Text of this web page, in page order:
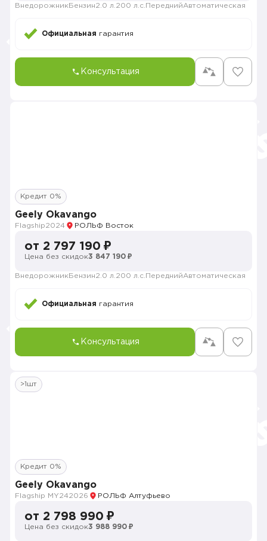
Внедорожник Бензин2.0 л. 200 л.с. ПереднийАвтоматическая
Официальная гарантия
Консультация
Кредит 0%
Geely Okavango
Flagship2024 РОЛЬФ Восток
от 2 797 190 ₽
Цена без скидок3 847 190 ₽
Внедорожник Бензин2.0 л. 200 л.с. ПереднийАвтоматическая
Официальная гарантия
Консультация
>1шт
Кредит 0%
Geely Okavango
Flagship MY242026 РОЛЬФ Алтуфьево
от 2 798 990 ₽
Цена без скидок3 988 990 ₽